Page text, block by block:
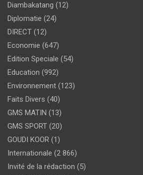
Diambakatang (12)
Diplomatie (24)
DIRECT (12)
Economie (647)
Edition Speciale (54)
Education (992)
Environnement (123)
Faits Divers (40)
GMS MATIN (13)
GMS SPORT (20)
GOUDI KOOR (1)
Internationale (2 866)
Invité de la rédaction (5)